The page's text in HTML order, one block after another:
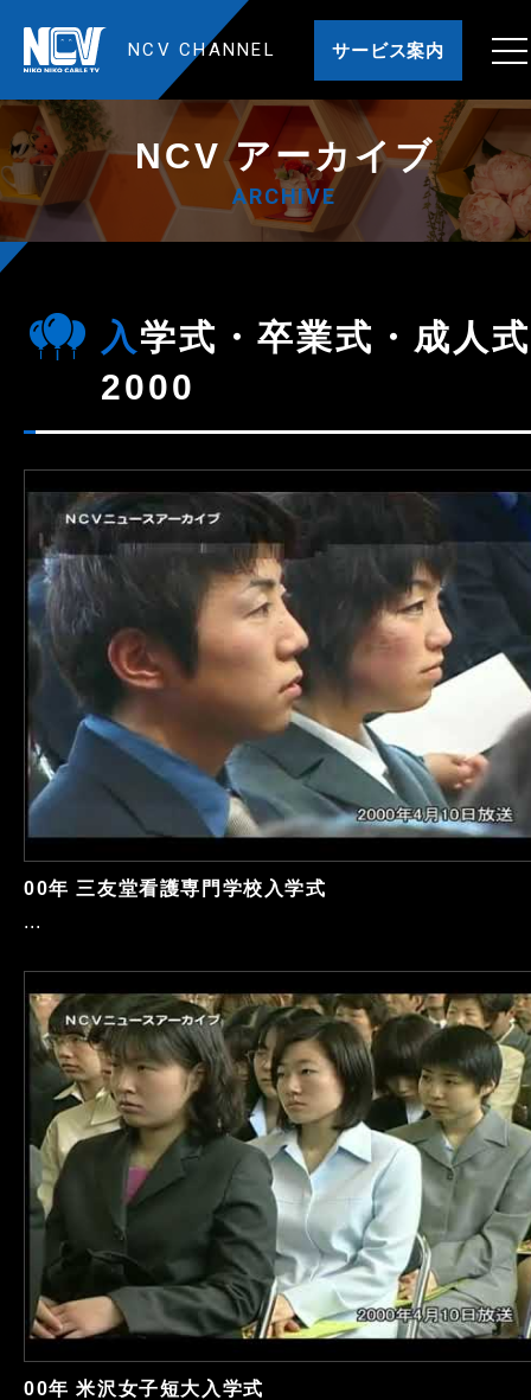
NCV CHANNEL サービス案内
NCV アーカイブ
ARCHIVE
入学式・卒業式・成人式
2000
00年 三友堂看護専門学校入学式
...
00年 米沢女子短大入学式